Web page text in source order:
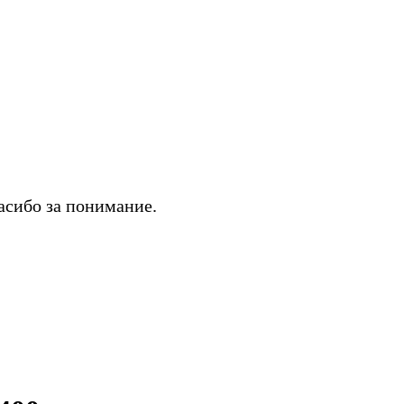
за понимание.